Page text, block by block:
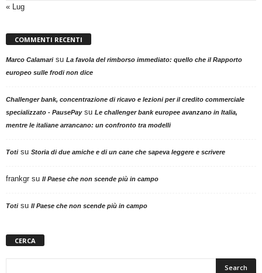
« Lug
COMMENTI RECENTI
Marco Calamarisu La favola del rimborso immediato: quello che il Rapporto
europeo sulle frodi non dice
Challenger bank, concentrazione di ricavo e lezioni per il credito commerciale
specializzato - PausePaysu Le challenger bank europee avanzano in Italia,
mentre le italiane arrancano: un confronto tra modelli
Totisu Storia di due amiche e di un cane che sapeva leggere e scrivere
frankgr su Il Paese che non scende più in campo
Totisu Il Paese che non scende più in campo
CERCA